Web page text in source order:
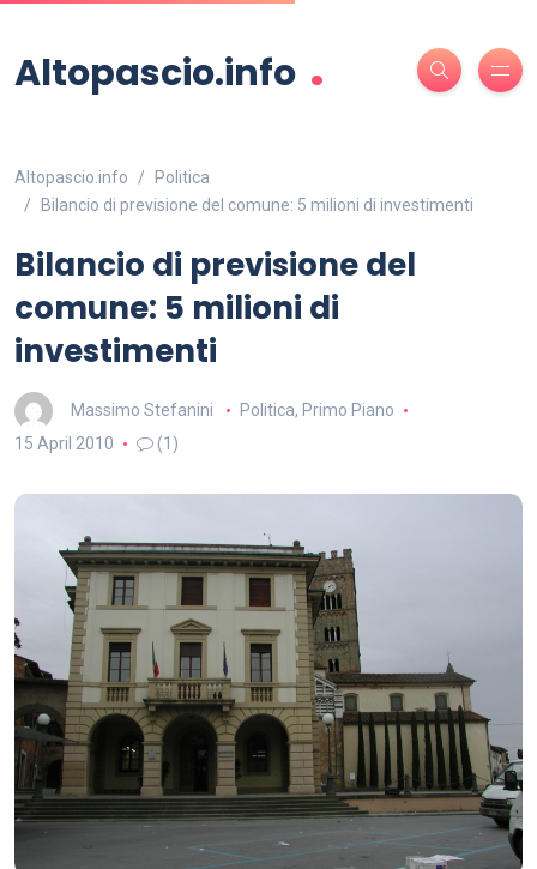
Altopascio.info .
Altopascio.info
Politica
Bilancio di previsione del comune: 5 milioni di investimenti
Bilancio di previsione del
comune: 5 milioni di
investimenti
Massimo Stefanini Politica, Primo Piano
15 April 2010
(1)